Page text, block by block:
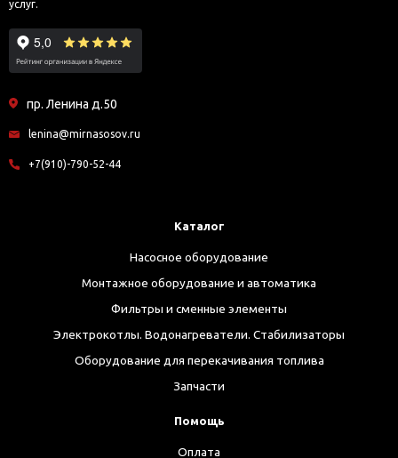
услуг.
пр. Ленина д.50
lenina@mirnasosov.ru
+7(910)-790-52-44
Каталог
Насосное оборудование
Монтажное оборудование и автоматика
Фильтры и сменные элементы
Электрокотлы. Водонагреватели. Стабилизаторы
Оборудование для перекачивания топлива
Запчасти
Помощь
Оплата